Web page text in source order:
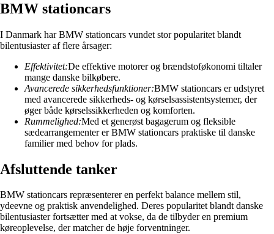
BMW stationcars
I Danmark har BMW stationcars vundet stor popularitet blandt
bilentusiaster af flere årsager:
Effektivitet:De effektive motorer og brændstoføkonomi tiltaler
mange danske bilkøbere.
Avancerede sikkerhedsfunktioner:BMW stationcars er udstyret
med avancerede sikkerheds- og kørselsassistentsystemer, der
øger både kørselssikkerheden og komforten.
Rummelighed:Med et generøst bagagerum og fleksible
sædearrangementer er BMW stationcars praktiske til danske
familier med behov for plads.
Afsluttende tanker
BMW stationcars repræsenterer en perfekt balance mellem stil,
ydeevne og praktisk anvendelighed. Deres popularitet blandt danske
bilentusiaster fortsætter med at vokse, da de tilbyder en premium
køreoplevelse, der matcher de høje forventninger.